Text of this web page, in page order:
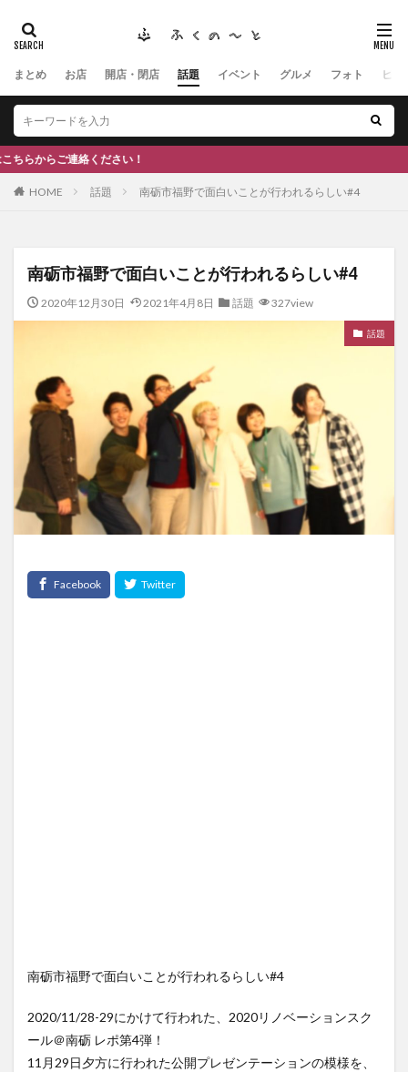
まとめ お店 開店・閉店 話題 イベント グルメ フォト ヒト
さい！
HOME 話題 南砺市福野で面白いことが行われるらしい#4
南砺市福野で面白いことが行われるらしい#4
2020年12月30日 2021年4月8日 話題 327view
話題
南砺市福野で面白いことが行われるらしい#4
2020/11/28-29にかけて行われた、2020リノベーションスク
ール＠南砺 レポ第4弾！
11月29日夕方に行われた公開プレゼンテーションの模様を、
タグ
#ふくの里 南砺 福野 福光
神社
南砺市、蕎麦
スキー場
#イタリアン
ひーちゃん
IOXアローザ #居酒屋
#富山